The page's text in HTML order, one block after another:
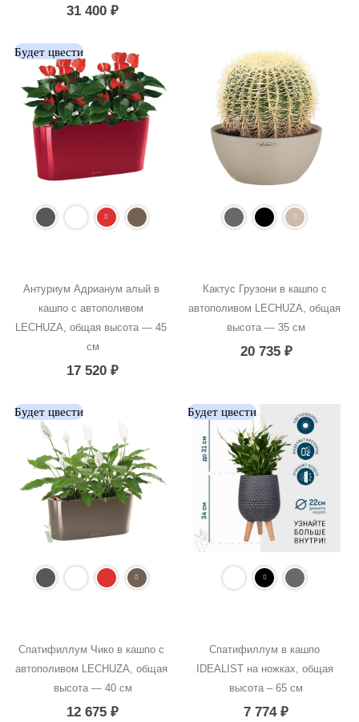
31 400₽
Будет цвести
Антуриум Адрианум алый в
кашпо с автополивом
LECHUZA, общая высота — 45
см
17 520₽
Кактус Грузони в кашпо с
автополивом LECHUZA, общая
высота — 35 см
20 735 ₽
Будет цвести
Спатифиллум Чико в кашпо с
автополивом LECHUZA, общая
высота — 40 см
12 675₽
Будет цвести
Спатифиллум в кашпо
IDEALIST на ножках, общая
высота – 65 см
7 774₽